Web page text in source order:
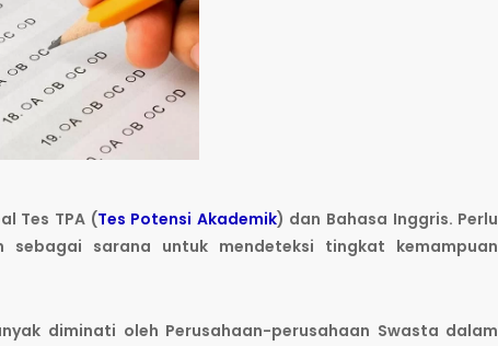
Tes TPA (Tes Potensi Akademik) dan Bahasa Inggris. Perlu
sebagai sarana untuk mendeteksi tingkat kemampuan
diminati oleh Perusahaan-perusahaan Swasta dalam